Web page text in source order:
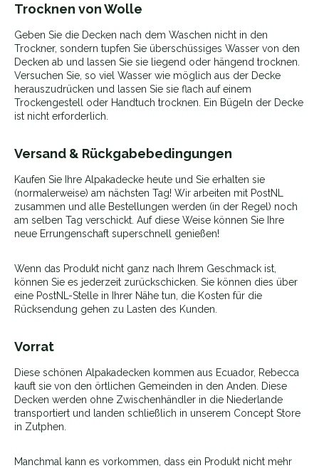
Trocknen von Wolle
Geben Sie die Decken nach dem Waschen nicht in den
Trockner, sondern tupfen Sie überschüssiges Wasser von den
Decken ab und lassen Sie sie liegend oder hängend trocknen.
Versuchen Sie, so viel Wasser wie möglich aus der Decke
herauszudrücken und lassen Sie sie flach auf einem
Trockengestell oder Handtuch trocknen. Ein Bügeln der Decke
ist nicht erforderlich.
Versand & Rückgabebedingungen
Kaufen Sie Ihre Alpakadecke heute und Sie erhalten sie
(normalerweise) am nächsten Tag! Wir arbeiten mit PostNL
zusammen und alle Bestellungen werden (in der Regel) noch
am selben Tag verschickt. Auf diese Weise können Sie Ihre
neue Errungenschaft superschnell genießen!
Wenn das Produkt nicht ganz nach Ihrem Geschmack ist,
können Sie es jederzeit zurückschicken. Sie können dies über
eine PostNL-Stelle in Ihrer Nähe tun, die Kosten für die
Rücksendung gehen zu Lasten des Kunden.
Vorrat
Diese schönen Alpakadecken kommen aus Ecuador, Rebecca
kauft sie von den örtlichen Gemeinden in den Anden. Diese
Decken werden ohne Zwischenhändler in die Niederlande
transportiert und landen schließlich in unserem Concept Store
in Zutphen.
Manchmal kann es vorkommen, dass ein Produkt nicht mehr